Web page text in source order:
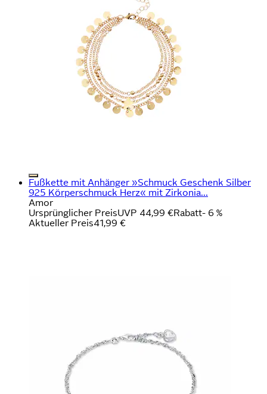
Fußkette mit Anhänger »Schmuck Geschenk Silber
925 Körperschmuck Herz« mit Zirkonia...
Amor
Ursprünglicher PreisUVP 44,99 €Rabatt- 6 %
Aktueller Preis41,99 €